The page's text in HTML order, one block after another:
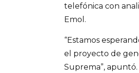
telefónica con
Emol.
“Estamos
el proyecto de
Suprema”, apuntó.